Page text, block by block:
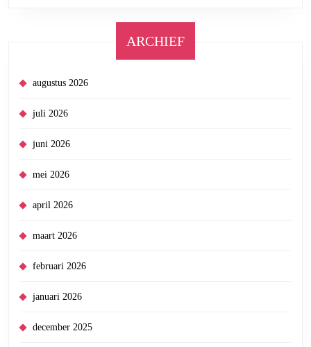
ARCHIEF
augustus 2026
juli 2026
juni 2026
mei 2026
april 2026
maart 2026
februari 2026
januari 2026
december 2025